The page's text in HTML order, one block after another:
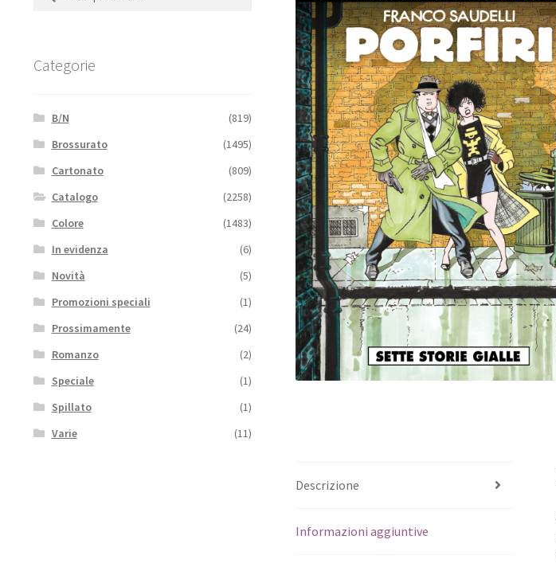
Descrizione
Informazioni aggiuntive
Categorie
B/N
(819)
Brossurato
(1495)
Cartonato
(809)
Catalogo
(2258)
Colore
(1483)
In evidenza
(6)
Novità
(5)
Promozioni speciali
(1)
Prossimamente
(24)
Romanzo
(2)
Speciale
(1)
Spillato
(1)
Varie
(11)